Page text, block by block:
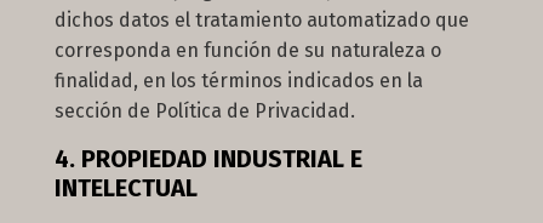
dichos datos el tratamiento automatizado que
corresponda en función de su naturaleza o
finalidad, en los términos indicados en la
sección de Política de Privacidad.
4. PROPIEDAD INDUSTRIAL E
INTELECTUAL